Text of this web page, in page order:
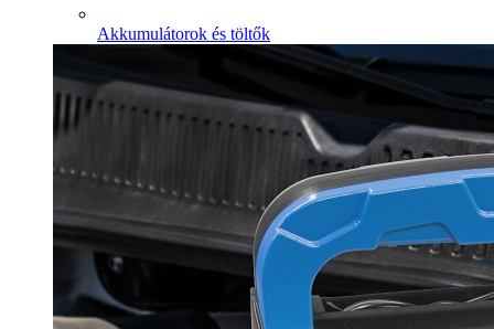
Akkumulátorok és töltők